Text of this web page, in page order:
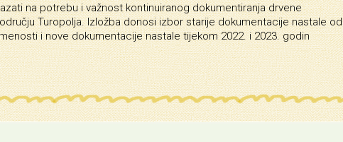
na potrebu i važnost kontinuiranog dokumentiranja drvene
Turopolja. Izložba donosi izbor starije dokumentacije nastale od
i nove dokumentacije nastale tijekom 2022. i 2023. godin